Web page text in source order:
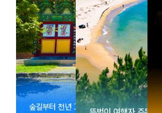
<동궁> 여운 따라🎬
수집!
더 재미있어지는숲길부터 천년 고찰까지!